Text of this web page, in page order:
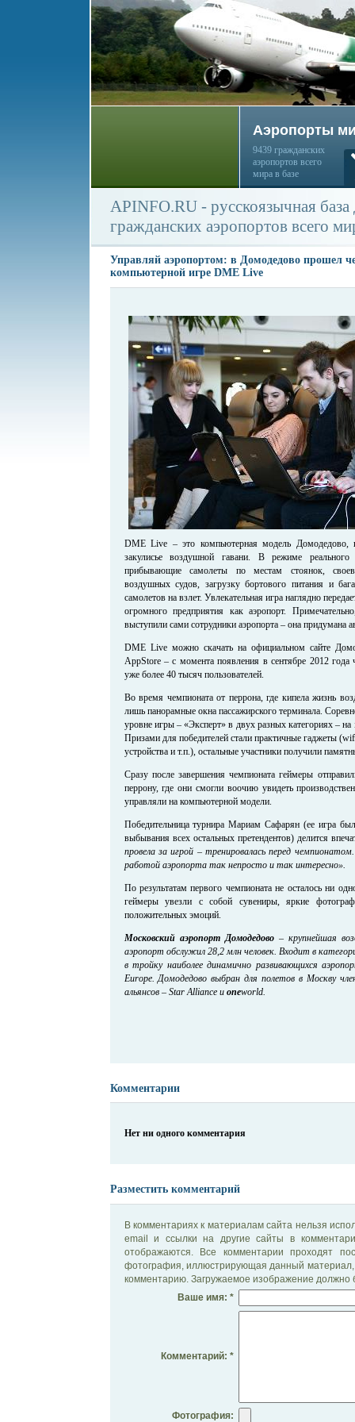
Аэропорты
9439 гражданских
аэропортов всего
мира в базе
APINFO.RU - русскоязычная
гражданских аэропортов всего
Управляй аэропортом: в Домодедово прошел
компьютерной игре DME Live
DME Live – это компьютерная модель Домодедово,
закулисье воздушной гавани. В режиме
прибывающие самолеты по местам стоянок,
воздушных судов, загрузку бортового питания и
самолетов на взлет. Увлекательная игра наглядно
огромного предприятия как аэропорт.
выступили сами сотрудники аэропорта – она придумана
DME Live можно скачать на официальном сайте
AppStore – с момента появления в сентябре 2012 года
уже более 40 тысяч пользователей.
Во время чемпионата от перрона, где кипела жизнь
лишь панорамные окна пассажирского терминала.
уровне игры – «Эксперт» в двух разных категориях –
Призами для победителей стали практичные гаджеты
устройства и т.п.), остальные участники получили
Сразу после завершения чемпионата геймеры
перрону, где они смогли воочию увидеть
управляли на компьютерной модели.
Победительница турнира Мариам Сафарян (ее игра
выбывания всех остальных претендентов) делится
провела за игрой – тренировалась перед
работой аэропорта так непросто и так интересно».
По результатам первого чемпионата не осталось ни
геймеры увезли с собой сувениры, яркие
положительных эмоций.
Московский аэропорт Домодедово – крупнейшая
аэропорт обслужил 28,2 млн человек. Входит в
в тройку наиболее динамично развивающихся
Europe. Домодедово выбран для полетов в Москву
альянсов – Star Alliance и oneworld.
Комментарии
Нет ни одного комментария
Разместить комментарий
В комментариях к материалам сайта нельзя
email и ссылки на другие сайты в
отображаются. Все комментарии проходят
фотография, иллюстрирующая данный материал,
комментарию. Загружаемое изображение должно
Ваше имя: *
Комментарий: *
Фотография: